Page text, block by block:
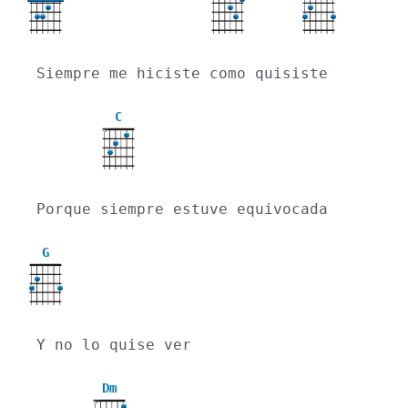
Siempre me hiciste como quisiste
C
X
Porque siempre estuve equivocada
G
Y no lo quise ver
Dm